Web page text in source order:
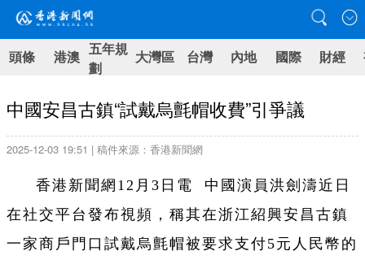
頭條 港澳 五年規
劃
大灣區 台灣 內地 國際 財經
中國安昌古鎮“試戴烏氈帽收費”引爭議
2025-12-03 19:51 | 稿件來源：香港新聞網
香港新聞網12月3日電 中國演員洪劍濤近日
在社交平台發布視頻，稱其在浙江紹興安昌古鎮
一家商戶門口試戴烏氈帽被要求支付5元人民幣的